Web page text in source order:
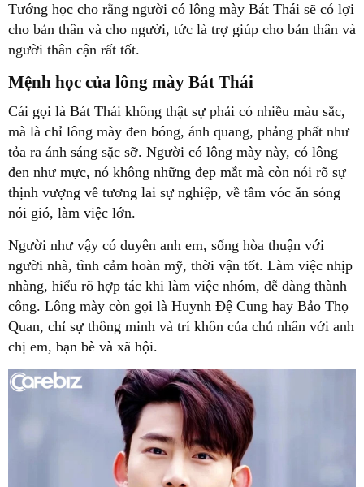
Tướng học cho rằng người có lông mày Bát Thái sẽ có lợi
cho bản thân và cho người, tức là trợ giúp cho bản thân và
người thân cận rất tốt.
Mệnh học của lông mày Bát Thái
Cái gọi là Bát Thái không thật sự phải có nhiều màu sắc,
mà là chỉ lông mày đen bóng, ánh quang, phảng phất như
tỏa ra ánh sáng sặc sỡ. Người có lông mày này, có lông
đen như mực, nó không những đẹp mắt mà còn nói rõ sự
thịnh vượng về tương lai sự nghiệp, về tầm vóc ăn sóng
nói gió, làm việc lớn.
Người như vậy có duyên anh em, sống hòa thuận với
người nhà, tình cảm hoàn mỹ, thời vận tốt. Làm việc nhịp
nhàng, hiểu rõ hợp tác khi làm việc nhóm, dễ dàng thành
công. Lông mày còn gọi là Huynh Đệ Cung hay Bảo Thọ
Quan, chỉ sự thông minh và trí khôn của chủ nhân với anh
chị em, bạn bè và xã hội.